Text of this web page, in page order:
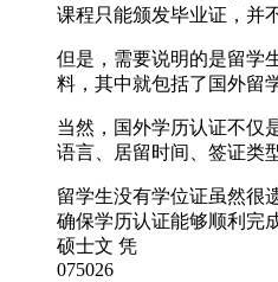
课程只能颁发毕业证，并
但是，需要说明的是留学
料，其中就包括了国外留
当然，国外学历认证不仅
语言、居留时间、签证类
留学生没有学位证虽然很
确保学历认证能够顺利完成
硕士文 凭
075026